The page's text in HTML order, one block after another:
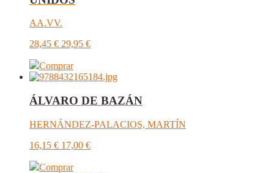
AA.VV.
28,45 € 29,95 €
Comprar
ÁLVARO DE BAZÁN
HERNÁNDEZ-PALACIOS, MARTÍN
16,15 € 17,00 €
Comprar